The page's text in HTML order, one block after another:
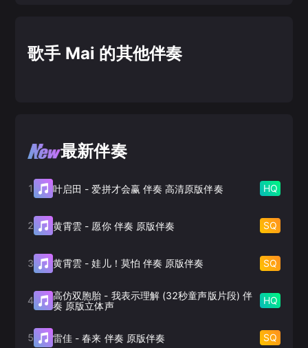
歌手 Mai 的其他伴奏
最新伴奏
1 叶启田 -爱拼才会赢 伴奏 高清原版伴奏 HQ
2 黄霄雲 - 愿你 伴奏 原版伴奏 SQ
3 黄霄雲 -娃儿！莫怕 伴奏 原版伴奏 SQ
4 高仿双胞胎 - 我表示理解 (32秒童声版片段) 伴
奏 原版立体声
HQ
5 雷佳 -春来 伴奏 原版伴奏 SQ